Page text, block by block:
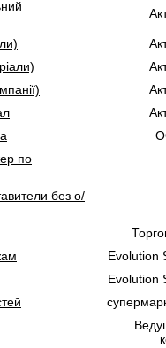
по
без о/
Evolution
Evolution